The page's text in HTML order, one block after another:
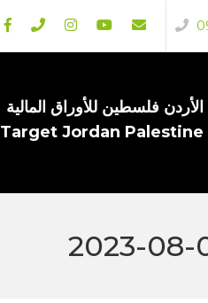
فلسطين للأوراق المالية
Target Jordan